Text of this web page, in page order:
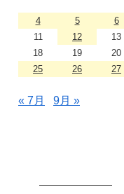
4
5 6
11
12 13
18
19 20
25
26 27
« 7月 9月 »